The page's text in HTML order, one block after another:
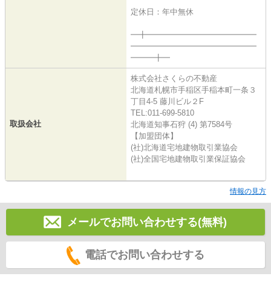
定休日：年中無休
━╋━━━━━━━━━━━━━━
━━━━━━━━━━━━━━━━
━━━╋━
取扱会社
株式会社さくらの不動産
北海道札幌市手稲区手稲本町一条３
丁目4-5 藤川ビル２F
TEL:011-699-5810
北海道知事石狩 (4) 第7584号
【加盟団体】
(社)北海道宅地建物取引業協会
(社)全国宅地建物取引業保証協会
情報の見方
メールでお問い合わせする(無料)
電話でお問い合わせする